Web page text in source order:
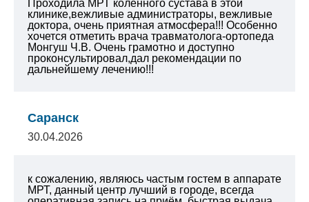
Проходила МРТ коленного сустава в этой
клинике,вежливые администраторы, вежливые
доктора, очень приятная атмосфера!!! Особенно
хочется отметить врача травматолога-ортопеда
Монгуш Ч.В. Очень грамотно и доступно
проконсультировал,дал рекомендации по
дальнейшему лечению!!!
Саранск
30.04.2026
к сожалению, являюсь частым гостем в аппарате
МРТ, данный центр лучший в городе, всегда